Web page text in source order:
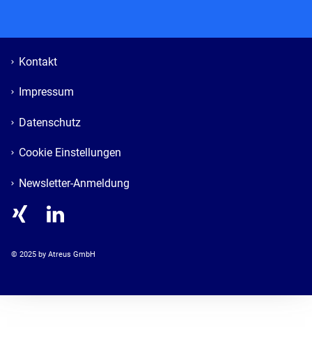
Kontakt
Impressum
Datenschutz
Cookie Einstellungen
Newsletter-Anmeldung
© 2025 by Atreus GmbH